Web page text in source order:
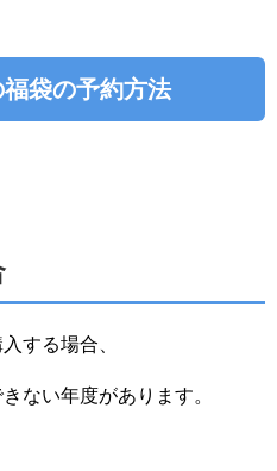
袋の予約方法
する場合、
ない年度があります。